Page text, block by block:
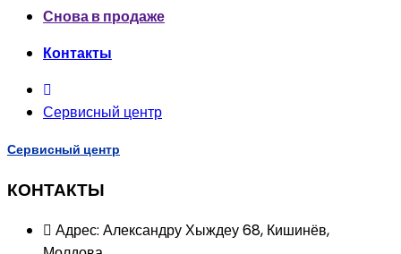
Снова в продаже
Контакты
Сервисный центр
Сервисный центр
КОНТАКТЫ
Адрес: Александру Хыждеу 68, Кишинёв,